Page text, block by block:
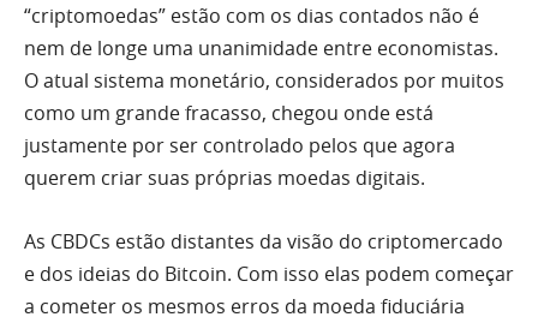
“criptomoedas” estão com os dias contados não é
nem de longe uma unanimidade entre economistas.
O atual sistema monetário, considerados por muitos
como um grande fracasso, chegou onde está
justamente por ser controlado pelos que agora
querem criar suas próprias moedas digitais.
As CBDCs estão distantes da visão do criptomercado
e dos ideias do Bitcoin. Com isso elas podem começar
a cometer os mesmos erros da moeda fiduciária